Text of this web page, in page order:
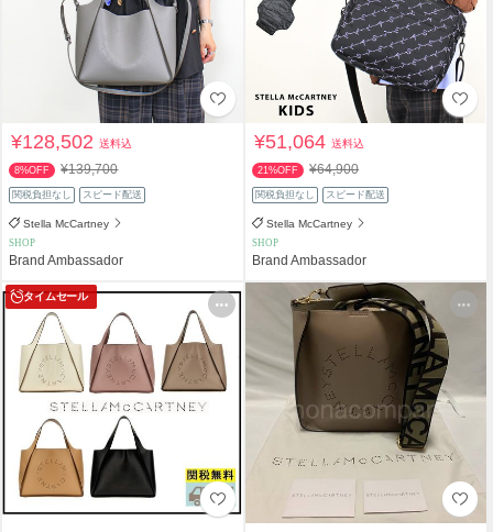
¥128,502送料込
8%OFF ¥139,700
関税負担なし スピード配送
Stella McCartney
SHOP
Brand Ambassador
¥51,064送料込
21%OFF ¥64,900
関税負担なし スピード配送
Stella McCartney
SHOP
Brand Ambassador
タイムセール